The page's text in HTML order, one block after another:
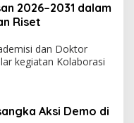
2026–2031 dalam
Riset
dan Doktor
kegiatan Kolaborasi
Aksi Demo di